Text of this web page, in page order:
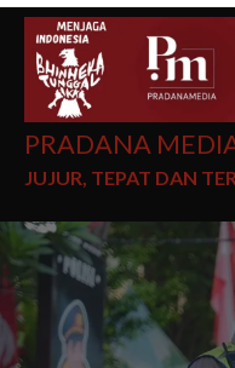
PRADANA
JUJUR, TEPAT DAN